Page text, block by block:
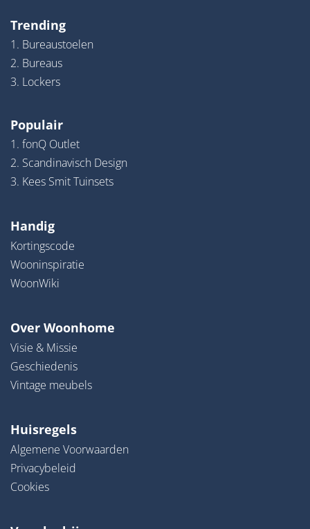
Trending
1. Bureaustoelen
2. Bureaus
3. Lockers
Populair
1. fonQ Outlet
2. Scandinavisch Design
3. Kees Smit Tuinsets
Handig
Kortingscode
Wooninspiratie
WoonWiki
Over Woonhome
Visie & Missie
Geschiedenis
Vintage meubels
Huisregels
Algemene Voorwaarden
Privacybeleid
Cookies